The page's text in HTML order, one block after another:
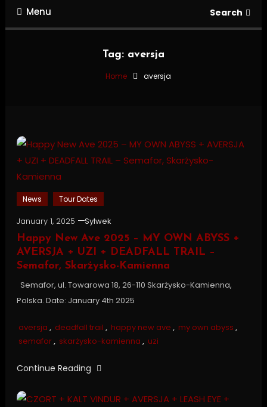
Menu Search
Tag: aversja
Home aversja
News Tour Dates
January 1, 2025
Sylwek
Happy New Ave 2025 – MY OWN ABYSS +
AVERSJA + UZI + DEADFALL TRAIL –
Semafor, Skarżysko-Kamienna
Semafor, ul. Towarowa 18, 26-110 Skarżysko-Kamienna,
Polska. Date: January 4th 2025
aversja , deadfall trail , happy new ave , my own abyss ,
semafor, skarżysko-kamienna , uzi
Continue Reading